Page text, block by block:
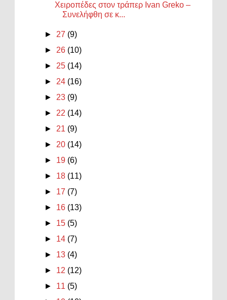
Χειροπέδες στον τράπερ Ivan Greko –
Συνελήφθη σε κ...
► 27 (9)
► 26 (10)
► 25 (14)
► 24 (16)
► 23 (9)
► 22 (14)
► 21 (9)
► 20 (14)
► 19 (6)
► 18 (11)
► 17 (7)
► 16 (13)
► 15 (5)
► 14 (7)
► 13 (4)
► 12 (12)
► 11 (5)